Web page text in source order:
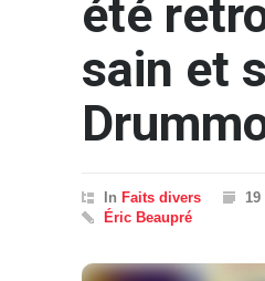
été
sain et
In Faits divers
19
Éric Beaupré